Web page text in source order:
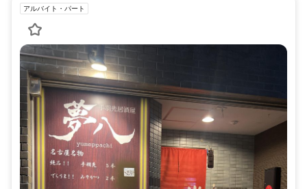
アルバイト・パート